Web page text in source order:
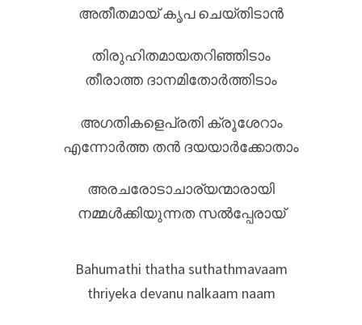
അതീതമായ് കൃപ ചെയ്തിടാൻ
തിരുഹിതമായതറിഞ്ഞിടാം
തീരാത്ത ദാനമിതോർത്തിടാം
അഗതികളെപ്രതി ക്രൂശേറാം
എന്നോർത്ത തൻ ദയയാർക്കോതാം
അരചരോടാചാര്യന്മാരായി
നമ്മൾക്കിയുന്നത സൽപ്പേരായ്
Bahumathi thatha suthathmavaam
thriyeka devanu nalkaam naam